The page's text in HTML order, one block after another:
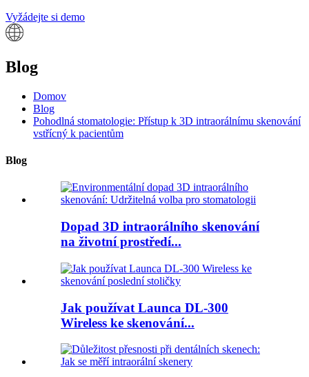
Vyžádejte si demo
Blog
Domov
Blog
Pohodlná stomatologie: Přístup k 3D intraorálnímu skenování
vstřícný k pacientům
Blog
Dopad 3D intraorálního skenování
na životní prostředí...
Jak používat Launca DL-300
Wireless ke skenování...